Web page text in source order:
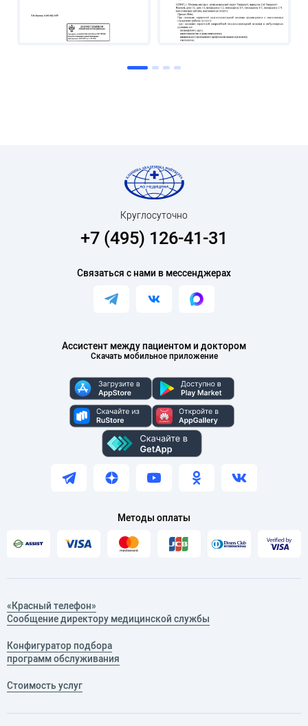
Ассистент между пациентом и доктором
Скачать мобильное приложение
Круглосуточно
+7 (495) 126-41-31
Связаться с нами в мессенджерах
Методы оплаты
«Красный телефон»
Сообщение директору медицинской службы
Конфигуратор подбора
программ обслуживания
Стоимость услуг